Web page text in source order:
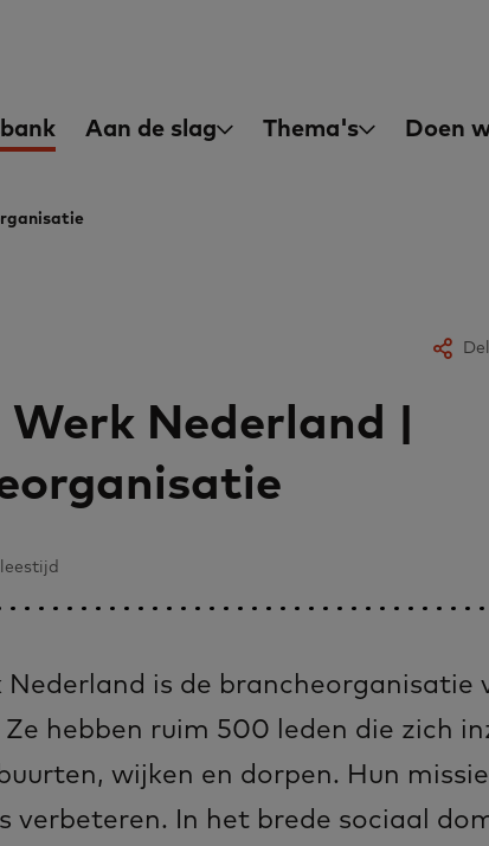
Aan de slag Thema's Doen
Nederland |
Nederland is de brancheorganisatie
Ze hebben ruim 500 leden die zich
wijken en dorpen. Hun
verbeteren. In het brede sociaal